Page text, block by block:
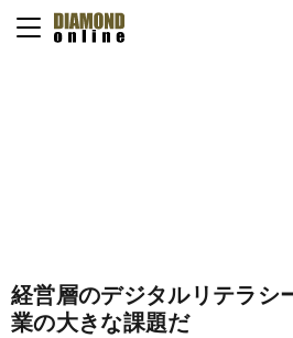
経営層のデジタルリテラシ
業の大きな課題だ